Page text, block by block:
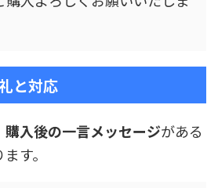
と対応
購入後の一言メッセージがある
す。